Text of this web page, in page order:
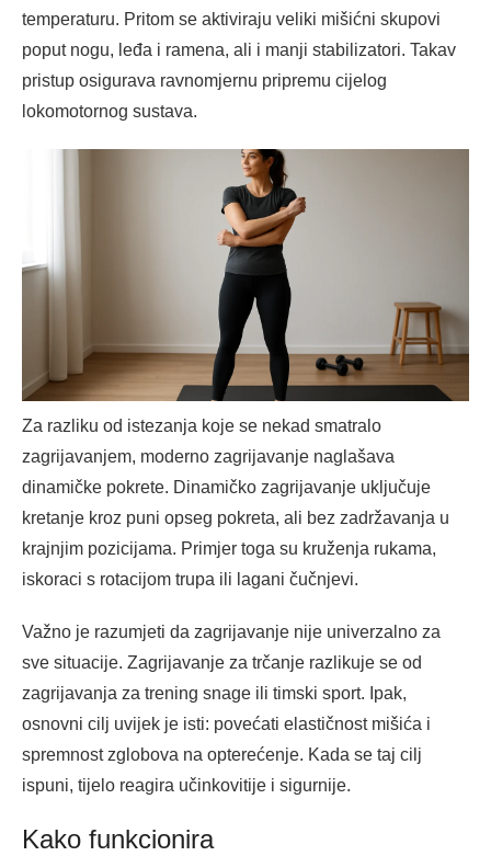
temperaturu. Pritom se aktiviraju veliki mišićni skupovi
poput nogu, leđa i ramena, ali i manji stabilizatori. Takav
pristup osigurava ravnomjernu pripremu cijelog
lokomotornog sustava.
Za razliku od istezanja koje se nekad smatralo
zagrijavanjem, moderno zagrijavanje naglašava
dinamičke pokrete. Dinamičko zagrijavanje uključuje
kretanje kroz puni opseg pokreta, ali bez zadržavanja u
krajnjim pozicijama. Primjer toga su kruženja rukama,
iskoraci s rotacijom trupa ili lagani čučnjevi.
Važno je razumjeti da zagrijavanje nije univerzalno za
sve situacije. Zagrijavanje za trčanje razlikuje se od
zagrijavanja za trening snage ili timski sport. Ipak,
osnovni cilj uvijek je isti: povećati elastičnost mišića i
spremnost zglobova na opterećenje. Kada se taj cilj
ispuni, tijelo reagira učinkovitije i sigurnije.
Kako funkcionira